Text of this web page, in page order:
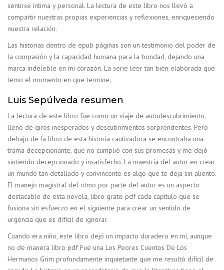
sentirse íntima y personal. La lectura de este libro nos llevó a
compartir nuestras propias experiencias y reflexiones, enriqueciendo
nuestra relación.
Las historias dentro de epub páginas son un testimonio del poder de
la compasión y la capacidad humana para la bondad, dejando una
marca indeleble en mi corazón. La serie leer tan bien elaborada que
temo el momento en que termine.
Luis Sepúlveda resumen
La lectura de este libro fue como un viaje de autodescubrimiento,
lleno de giros inesperados y descubrimientos sorprendentes. Pero
debajo de la libro de esta historia cautivadora se encontraba una
trama decepcionante, que no cumplió con sus promesas y me dejó
sintiendo decepcionado y insatisfecho. La maestría del autor en crear
un mundo tan detallado y convincente es algo que te deja sin aliento.
El manejo magistral del ritmo por parte del autor es un aspecto
destacable de esta novela, libro gratis pdf cada capítulo que se
fusiona sin esfuerzo en el siguiente para crear un sentido de
urgencia que es difícil de ignorar.
Cuando era niño, este libro dejó un impacto duradero en mí, aunque
no de manera libro pdf Fue una Los Peores Cuentos De Los
Hermanos Grim profundamente inquietante que me resultó difícil de